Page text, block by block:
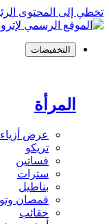
تخطي إلى المحتوى
التخفيضات
المرأة
عرض أزياء
تريكو
فساتين
سترات
بناطيل
قمصان
حقائب